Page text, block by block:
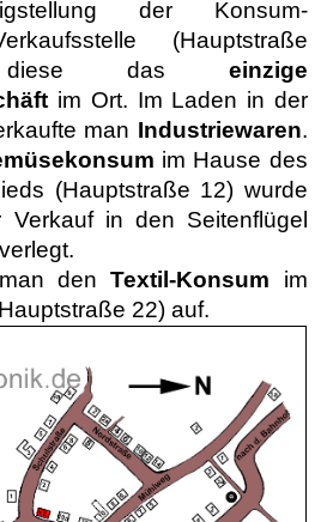
der Konsum-
(Hauptstraße
das einzige
im Ort. Im Laden in der
man Industriewaren.
im Hause des
(Hauptstraße 12) wurde
in den Seitenflügel
denTextil-Konsum im
22) auf.